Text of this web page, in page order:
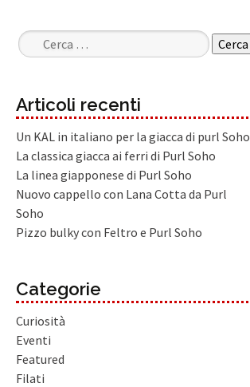
Ricerca per:
Articoli recenti
Un KAL in italiano per la giacca di purl Soho
La classica giacca ai ferri di Purl Soho
La linea giapponese di Purl Soho
Nuovo cappello con Lana Cotta da Purl
Soho
Pizzo bulky con Feltro e Purl Soho
Categorie
Curiosità
Eventi
Featured
Filati